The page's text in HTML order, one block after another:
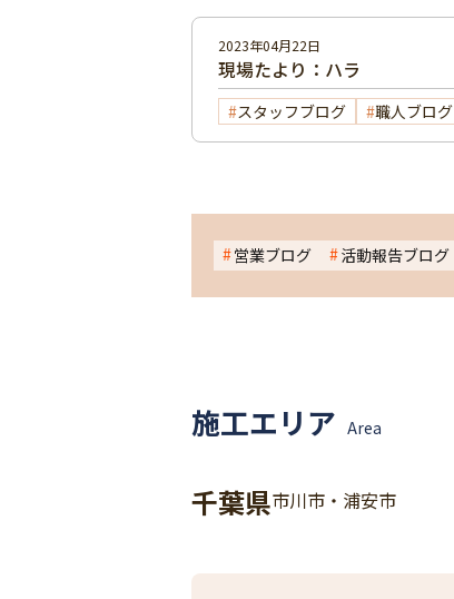
2023年04月22日
現場たより：ハラ
スタッフブログ 職人ブログ
営業ブログ 活動報告ブログ
施工エリア Area
千葉県市川市・浦安市